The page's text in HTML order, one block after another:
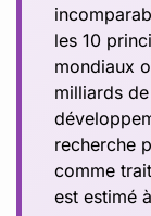
les 10
mondiaux
milliards
recherche
comme
est estimé